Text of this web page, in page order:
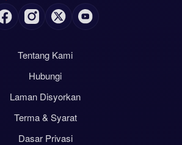
Tentang Kami
Hubungi
Laman Disyorkan
Terma & Syarat
Dasar Privasi